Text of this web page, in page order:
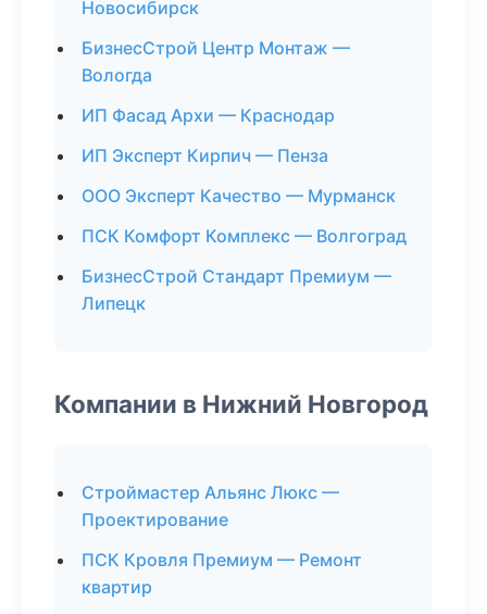
Новосибирск
БизнесСтрой Центр Монтаж —
Вологда
ИП Фасад Архи — Краснодар
ИП Эксперт Кирпич — Пенза
ООО Эксперт Качество — Мурманск
ПСК Комфорт Комплекс — Волгоград
БизнесСтрой Стандарт Премиум —
Липецк
Компании в Нижний Новгород
Строймастер Альянс Люкс —
Проектирование
ПСК Кровля Премиум — Ремонт
квартир